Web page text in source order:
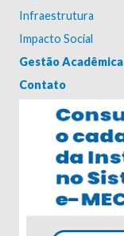
Infraestrutura
Impacto Social
Gestão Acadêmica
Contato